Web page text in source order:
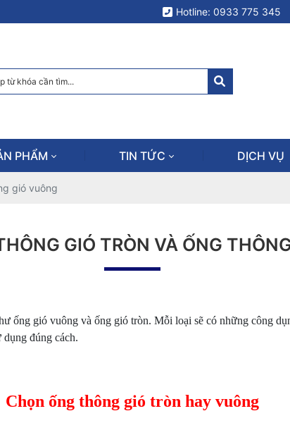
Hotline: 0933 775 345
PHẨM TIN TỨC DỊCH VỤ
gió vuông
GIÓ TRÒN VÀ ỐNG
gió vuông và ống gió tròn. Mỗi loại sẽ có những công
dụng đúng cách.
Chọn ống thông gió tròn hay vuông